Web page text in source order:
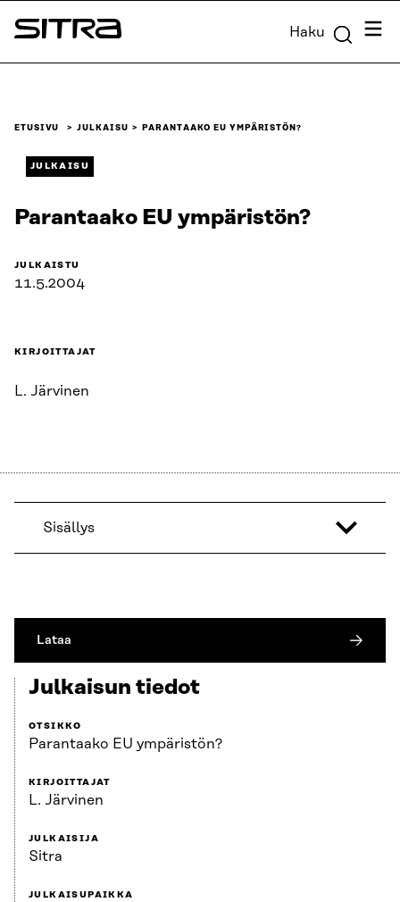
Siirry
suoraan
Sitra Haku
ETUSIVU JULKAISU PARANTAAKO EU YMPÄRISTÖN?
JULKAISU
Parantaako EU ympäristön?
JULKAISTU
11.5.2004
KIRJOITTAJAT
L. Järvinen
Sisällys
Lataa
Julkaisun tiedot
OTSIKKO
Parantaako EU ympäristön?
KIRJOITTAJAT
L. Järvinen
JULKAISIJA
Sitra
JULKAISUPAIKKA